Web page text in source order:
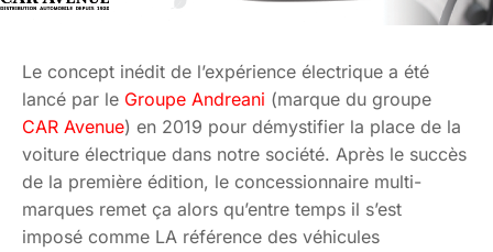
Le concept inédit de l’expérience électrique a été
lancé par le Groupe Andreani (marque du groupe
CAR Avenue) en 2019 pour démystifier la place de la
voiture électrique dans notre société. Après le succès
de la première édition, le concessionnaire multi-
marques remet ça alors qu’entre temps il s’est
imposé comme LA référence des véhicules